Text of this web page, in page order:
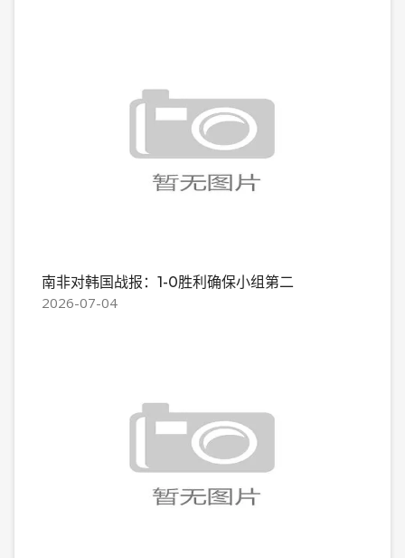
南非对韩国战报：1-0胜利确保小组第二
2026-07-04